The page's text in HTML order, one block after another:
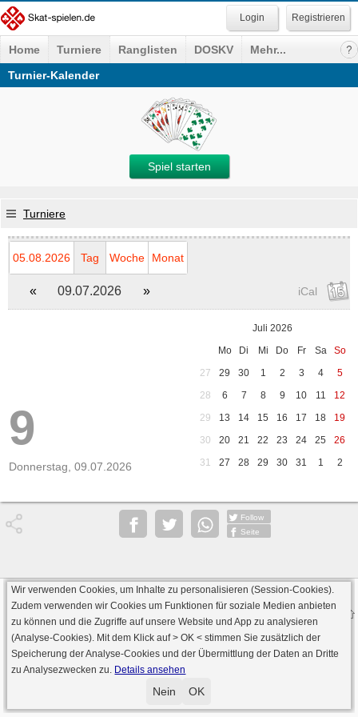
Registrieren
Home Turniere Ranglisten DOSKV
Mehr...
Turnier-Kalender
Spiel starten
Turniere
05.08.2026 Tag Woche Monat
« 09.07.2026 » iCal
9
Donnerstag, 09.07.2026
Juli 2026
Mo
Di Mi Do Fr Sa
So
27
29 30 1 2 3 4
5
28
6 7 8 9 10 11
12
29
13 14 15 16 17 18
19
30
20 21 22 23 24 25
26
31
27 28 29 30 31 1 2
Follow
Seite
· Serverversion: 2026 6.241 · registrierte Spieler: 501.015 ·
Online Skat Server: 142 (private Server:136)
Wir verwenden Cookies, um Inhalte zu personalisieren (Session-Cookies).
Zudem verwenden wir Cookies um Funktionen für soziale Medien anbieten
zu können und die Zugriffe auf unsere Website und App zu analysieren
(Analyse-Cookies). Mit dem Klick auf> OK < stimmen Sie zusätzlich der
Speicherung der Analyse-Cookies und der Übermittlung der Daten an Dritte
zu Analysezwecken zu. Details ansehen
Nein OK